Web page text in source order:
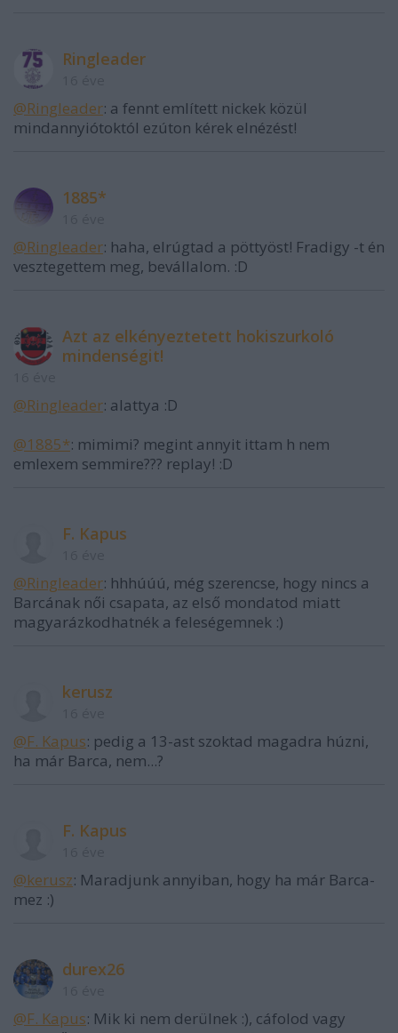
Ringleader
@Ringleader: a fennt említett nickek közül
mindannyiótoktól ezúton kérek elnézést!
1885*
@Ringleader: haha, elrúgtad a pöttyöst! Fradigy -t én
vesztegettem meg, bevállalom. :D
Azt az elkényeztetett hokiszurkoló
mindenségit!
@Ringleader: alattya :D
@1885*: mimimi? megint annyit ittam h nem
emlexem semmire??? replay! :D
F. Kapus
@Ringleader: hhhúúú, még szerencse, hogy nincs a
Barcának női csapata, az első mondatod miatt
magyarázkodhatnék a feleségemnek :)
kerusz
@F. Kapus: pedig a 13-ast szoktad magadra húzni,
ha már Barca, nem...?
F. Kapus
@kerusz: Maradjunk annyiban, hogy ha már Barca-
mez :)
durex26
@F. Kapus: Mik ki nem derülnek :), cáfolod vagy